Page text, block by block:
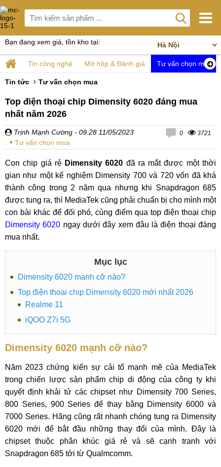
Bạn đang xem giá, tồn kho tại:
Tin công nghệ Mở hộp & Đánh giá Tư vấn chọn mua
Tin tức Tư vấn chọn mua
Top điện thoại chip Dimensity 6020 đáng mua
nhất năm 2026
Trịnh Mạnh Cường - 09:28 11/05/2023
Tư vấn chọn mua
0 3721
Con chip giá rẻ Dimensity 6020 đã ra mắt được một thời
gian như một kế nghiệm Dimensity 700 và 720 vốn đã khá
thành công trong 2 năm qua nhưng khi Snapdragon 685
được tung ra, thì MediaTek cũng phải chuẩn bị cho mình một
con bài khác để đối phó, cùng điểm qua top điện thoại chip
Dimensity 6020 ngay dưới đây xem đâu là điện thoại đáng
mua nhất.
Mục lục
Dimensity 6020 mạnh cỡ nào?
Top điện thoại chip Dimensity 6020 mới nhất 2026
Realme 11
iQOO Z7i 5G
Dimensity 6020 mạnh cỡ nào?
Năm 2023 chứng kiến sự cải tổ mạnh mẽ của MediaTek
trong chiến lược sản phẩm chip di động của công ty khi
quyết định khải tử các chipset như Dimensity 700 Series,
800 Series, 900 Series để thay bằng Dimensity 6000 và
7000 Series. Hãng cũng rất nhanh chóng tung ra Dimensity
6020 mới để bắt đầu những thay đổi của mình. Đây là
chipset thuộc phân khúc giá rẻ và sẽ cạnh tranh với
Snapdragon 685 tới từ Qualmcomm.